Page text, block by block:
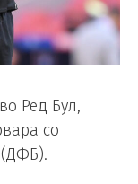
Ред Бул,
со
(ДФБ).